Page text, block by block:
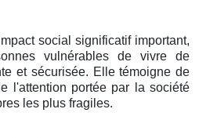
social significatif important,
vulnérables de vivre de
et sécurisée. Elle témoigne de
l'attention portée par la société
les plus fragiles.